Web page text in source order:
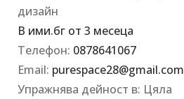
дизайн
В ими.бг от 3 месеца
Телефон: 0878641067
Email: purespace28@gmail.com
Упражнява дейност в: Цяла